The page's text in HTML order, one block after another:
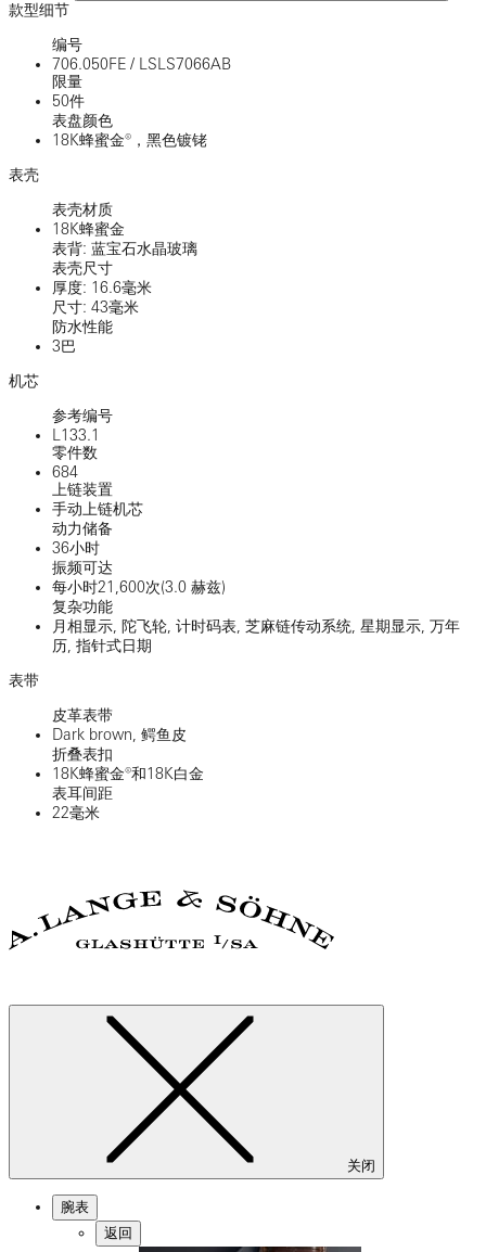
款型细节
编号
706.050FE /
LSLS7066AB
限量
50件
表盘颜色
18K蜂蜜金®，黑色镀铑
表壳
表壳材质
18K蜂蜜金
表背: 蓝宝石水晶玻璃
表壳尺寸
厚度: 16.6毫米
尺寸: 43毫米
防水性能
3巴
机芯
参考编号
L133.1
零件数
684
上链装置
手动上链机芯
动力储备
36小时
振频可达
每小时21,600次(3.0 赫兹)
复杂功能
月相显示, 陀飞轮, 计时码表, 芝麻链传动系统, 星期显示, 万年
历, 指针式日期
表带
皮革表带
Dark brown, 鳄鱼皮
折叠表扣
18K蜂蜜金®和18K白金
表耳间距
22毫米
关闭
腕表
返回